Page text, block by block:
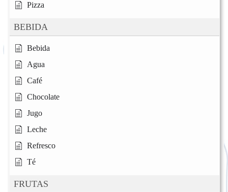
Pizza
BEBIDA
Bebida
Agua
Café
Chocolate
Jugo
Leche
Refresco
Té
FRUTAS